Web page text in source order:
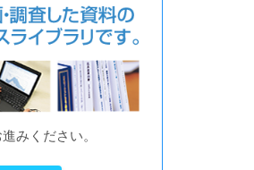
みください。